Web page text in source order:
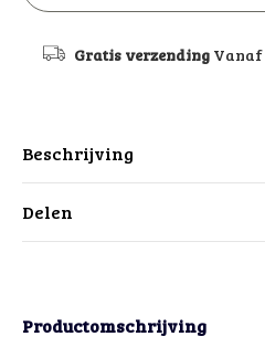
Gratis verzendingVanaf
Beschrijving
Delen
Productomschrijving